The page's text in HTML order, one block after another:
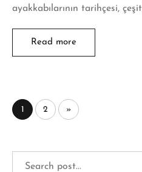
ayakkabılarının tarihçesi,
Read more
1 2 »